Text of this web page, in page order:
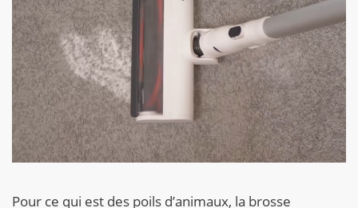
Pour ce qui est des poils d’animaux, la brosse